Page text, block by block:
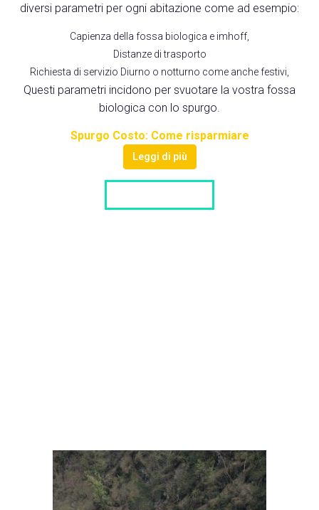
diversi parametri per ogni abitazione come ad esempio:
Capienza della fossa biologica e imhoff,
Distanze di trasporto
Richiesta di servizio Diurno o notturno come anche festivi,
Questi parametri incidono per svuotare la vostra fossa
biologica con lo spurgo.
Spurgo Costo: Come risparmiare
Leggi di più